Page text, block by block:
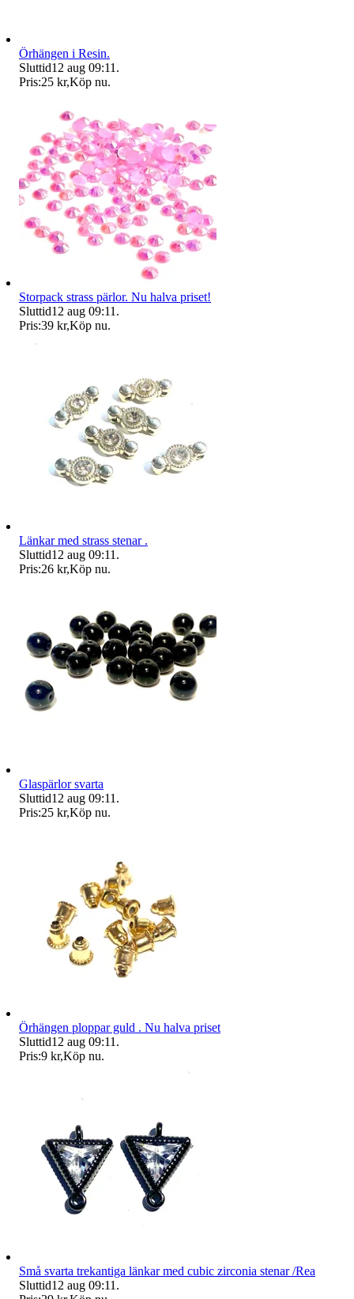
Örhängen i Resin.
Sluttid12 aug 09:11 .
Pris:25 kr,Köp nu.
Storpack strass pärlor. Nu halva priset!
Sluttid12 aug 09:11 .
Pris:39 kr,Köp nu.
Länkar med strass stenar .
Sluttid12 aug 09:11 .
Pris:26 kr,Köp nu.
Glaspärlor svarta
Sluttid12 aug 09:11 .
Pris:25 kr,Köp nu.
Örhängen ploppar guld . Nu halva priset
Sluttid12 aug 09:11 .
Pris:9 kr,Köp nu.
Små svarta trekantiga länkar med cubic zirconia stenar /Rea
Sluttid12 aug 09:11 .